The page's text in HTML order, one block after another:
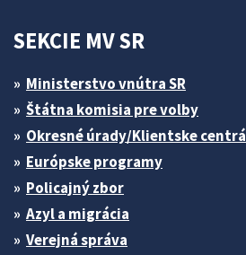
SEKCIE MV SR
Ministerstvo vnútra SR
Štátna komisia pre volby
Okresné úrady/Klientske centrá
Európske programy
Policajný zbor
Azyl a migrácia
Verejná správa